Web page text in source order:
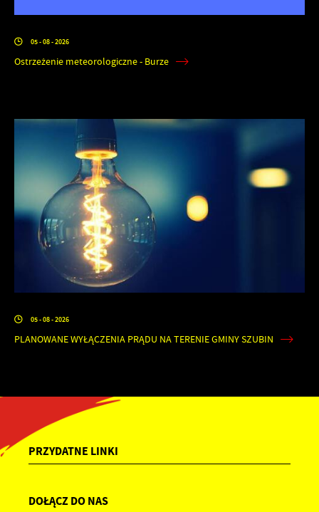
05 - 08 - 2026
Ostrzeżenie meteorologiczne - Burze
05 - 08 - 2026
PLANOWANE WYŁĄCZENIA PRĄDU NA TERENIE GMINY SZUBIN
PRZYDATNE LINKI
DOŁĄCZ DO NAS